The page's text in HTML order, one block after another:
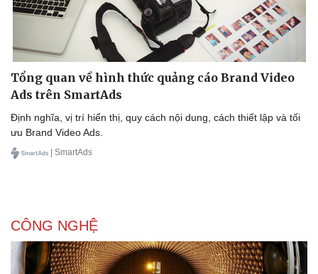
Tổng quan về hình thức quảng cáo Brand Video
Ads trên SmartAds
Định nghĩa, vị trí hiển thị, quy cách nội dung, cách thiết lập và tối
ưu Brand Video Ads.
| SmartAds
CÔNG NGHỆ